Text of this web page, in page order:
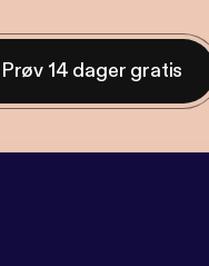
Prøv 14 dager gratis